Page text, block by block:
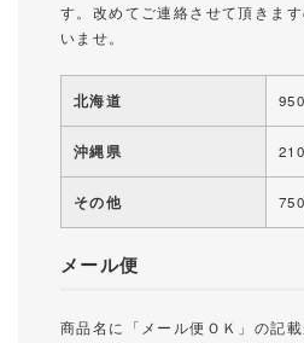
す。改めてご連絡させて頂きま
いませ。
北海道
沖縄県
その他
メール便
商品名に「メール便ＯＫ」の記